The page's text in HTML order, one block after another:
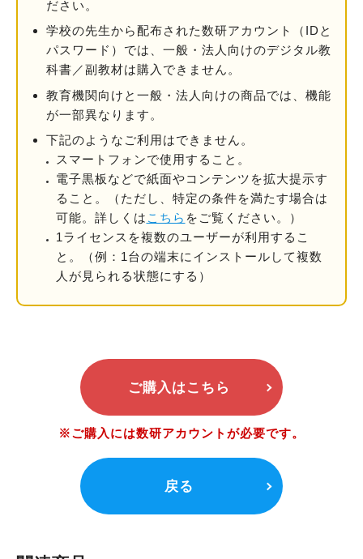
ださい。
学校の先⽣から配布された数研アカウント（IDと
パスワード）では、一般・法人向けのデジタル教
科書／副教材は購⼊できません。
教育機関向けと一般・法人向けの商品では、機能
が一部異なります。
下記のようなご利用はできません。
スマートフォンで使用すること。
電子黒板などで紙面やコンテンツを拡大提示す
ること。
（ただし、特定の条件を満たす場合は
可能。詳しくは こちら をご覧ください。）
1ライセンスを複数のユーザーが利用するこ
と。
（例：1台の端末にインストールして複数
人が見られる状態にする）
戻る
ご購入はこちら
※ご購入には数研アカウントが必要です。